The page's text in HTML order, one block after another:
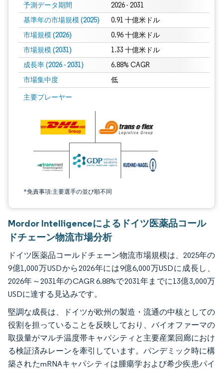
予測データ期間 2026 - 2031
基準年の市場規模 (2025) 0.91 十億米ドル
市場規模 (2026) 0.96 十億米ドル
市場規模 (2031) 1.33 十億米ドル
成長率 (2026 - 2031) 6.88% CAGR
市場集中度 低
主要プレーヤー
*免責事項:主要選手の並び順不同
画像 © Mordor Intelligence。再利用にはCC BY 4.0の表示が必要です。
Mordor Intelligenceによるドイツ医薬品コール
ドチェーン物流市場分析
ドイツ医薬品コールドチェーン物流市場規模は、2025年の
9億1,000万USDから2026年には9億6,000万USDに成長し、
2026年～2031年のCAGR 6.88%で2031年までに13億3,000万
USDに達する見込みです。
堅調な成長は、ドイツが欧州の製造・流通の中核としての
役割を担っていることを反映しており、バイオファーマの
取扱量がマルチ温度帯キャパシティと主要産業回廊におけ
る検証済みレーンを牽引しています。パンデミック時に構
築されたmRNAキャパシティは腫瘍学および希少疾患パイ